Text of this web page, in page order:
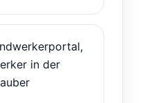
in der